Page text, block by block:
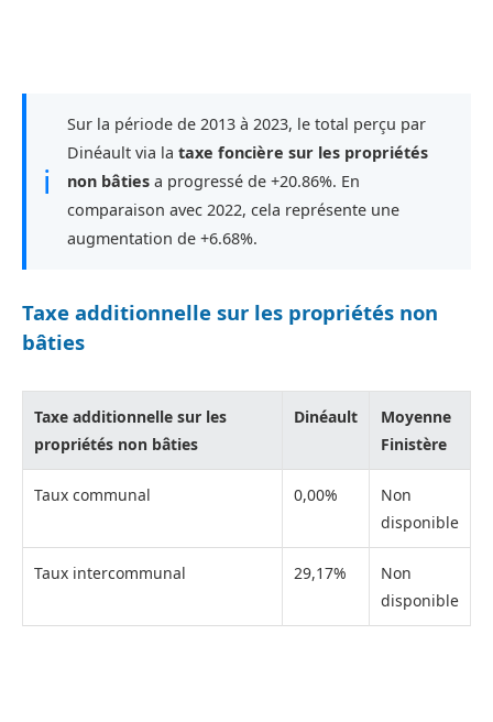
ℹ
Sur la période de 2013 à 2023, le total perçu par
Dinéault via la taxe foncière sur les propriétés
non bâties a progressé de +20.86%. En
comparaison avec 2022, cela représente une
augmentation de +6.68%.
Taxe additionnelle sur les propriétés non
bâties
Taxe additionnelle sur les
propriétés non bâties
Dinéault
Moyenne
Finistère
Taux communal 0,00%
Non
disponible
Taux intercommunal 29,17%
Non
disponible